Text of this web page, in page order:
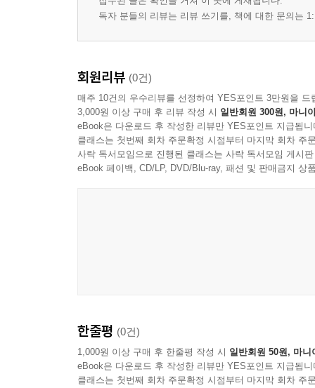
독자 분들의 리뷰는 리뷰 쓰기를, 책에 대한 문의는
회원리뷰 (0건)
매주 10건의 우수리뷰를 선정하여 YES포인트 3만원을 드
3,000원 이상 구매 후 리뷰 작성 시 일반회원 300원, 마니
eBook은 다운로드 후 작성한 리뷰만 YES포인트 지급됩니
클래스는 첫번째 회차 주문확정 시점부터 마지막 회차 주
사락 독서모임으로 진행된 클래스는 사락 독서모임 게시
eBook 페이백, CD/LP, DVD/Blu-ray, 패션 및 판매금지 상
한줄평 (0건)
1,000원 이상 구매 후 한줄평 작성 시 일반회원 50원, 마니
eBook은 다운로드 후 작성한 리뷰만 YES포인트 지급됩니
클래스는 첫번째 회차 주문확정 시점부터 마지막 회차 주